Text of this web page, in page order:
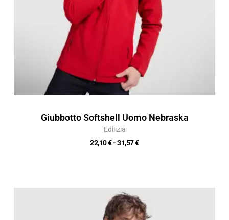
Giubbotto Softshell Uomo Nebraska
Edilizia
22,10€- 31,57€
di
prezzo: